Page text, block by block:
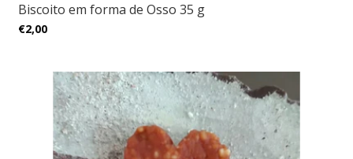
Biscoito em forma de Osso 35 g
€2,00